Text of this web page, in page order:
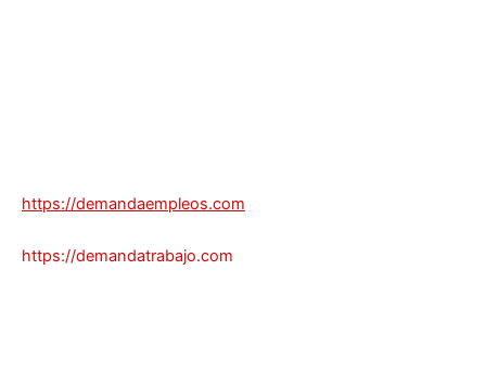
https://demandaempleos.com
https://demandatrabajo.com